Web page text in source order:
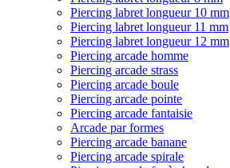
Piercing labret longueur 10 mm
Piercing labret longueur 11 mm
Piercing labret longueur 12 mm
Piercing arcade homme
Piercing arcade strass
Piercing arcade boule
Piercing arcade pointe
Piercing arcade fantaisie
Arcade par formes
Piercing arcade banane
Piercing arcade spirale